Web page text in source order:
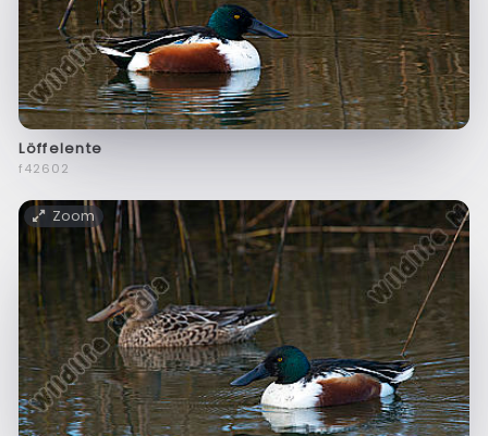
Löffelente
f42602
Zoom